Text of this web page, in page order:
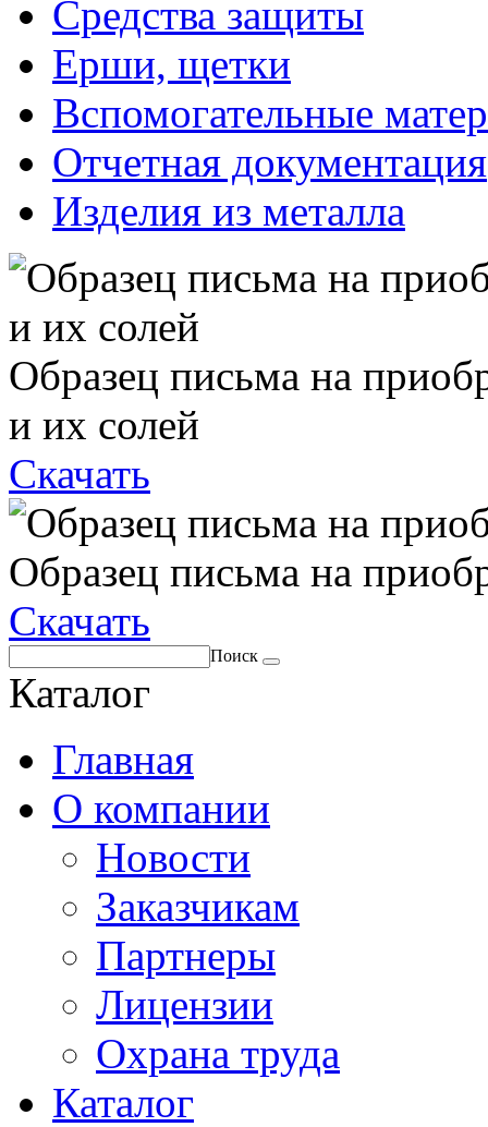
Средства защиты
Ерши, щетки
Вспомогательные
Отчетная документация
Изделия из металла
Образец письма на
и их солей
Скачать
Образец письма на
Скачать
Поиск
Каталог
Главная
О компании
Новости
Заказчикам
Партнеры
Лицензии
Охрана труда
Каталог